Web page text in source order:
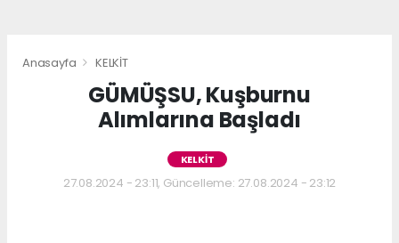
Anasayfa KELKİT
GÜMÜŞSU, Kuşburnu
Alımlarına Başladı
KELKİT
27.08.2024 - 23:11, Güncelleme: 27.08.2024 - 23:12